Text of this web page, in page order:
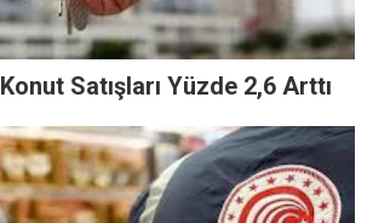
Satışları Yüzde 2,6 Arttı